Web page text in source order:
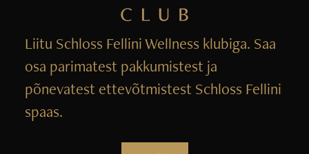
Liitu Schloss Fellini Wellness klubiga. Saa
osa parimatest pakkumistest ja
põnevatest ettevõtmistest Schloss Fellini
spaas.